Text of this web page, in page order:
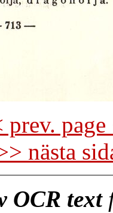
prev.
nästa
OCR text